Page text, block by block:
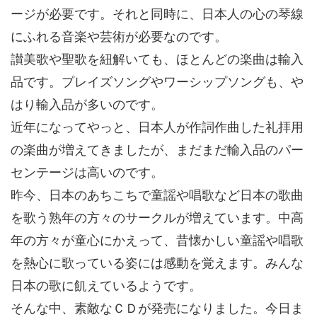
ージが必要です。それと同時に、日本人の心の琴線
にふれる音楽や芸術が必要なのです。
讃美歌や聖歌を紐解いても、ほとんどの楽曲は輸入
品です。プレイズソングやワーシップソングも、や
はり輸入品が多いのです。
近年になってやっと、日本人が作詞作曲した礼拝用
の楽曲が増えてきましたが、まだまだ輸入品のパー
センテージは高いのです。
昨今、日本のあちこちで童謡や唱歌など日本の歌曲
を歌う熟年の方々のサークルが増えています。中高
年の方々が童心にかえって、昔懐かしい童謡や唱歌
を熱心に歌っている姿には感動を覚えます。みんな
日本の歌に飢えているようです。
そんな中、素敵なＣＤが発売になりました。今日ま